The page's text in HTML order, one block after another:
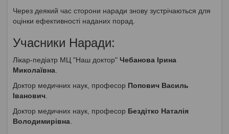
Через деякий час сторони наради знову зустрічаються для
оцінки ефективності наданих порад.
Учасники Наради:
Лікар-педіатр МЦ "Наш доктор" Чебанова Ірина
Миколаївна
Доктор медичних наук, професор Попович Василь
Іванович
Доктор медичних наук, професор Бездітко Наталія
Володимирівна